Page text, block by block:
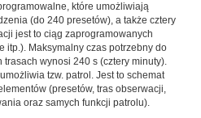
które umożliwiają
(do 240 presetów), a także cztery
jest to ciąg zaprogramowanych
itp.). Maksymalny czas potrzebny do
wynosi 240 s (cztery minuty).
tzw. patrol. Jest to schemat
(presetów, tras obserwacji,
oraz samych funkcji patrolu).